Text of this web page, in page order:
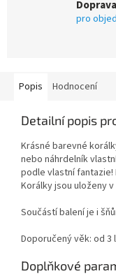
Doprava
pro
Popis Hodnocení
Detailní popis
Krásné barevné
nebo náhrdelník
podle vlastní fantazie!
Korálky jsou uloženy
Součástí balení je i
Doporučený věk: od 3
Doplňkové